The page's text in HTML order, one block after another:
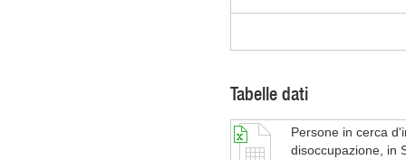
Tabelle dati
Persone in cerca
disoccupazione, in